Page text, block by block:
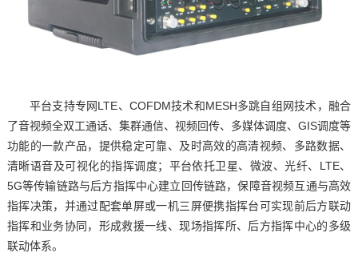
平台支持专网LTE、COFDM技术和MESH多跳自组网技术，融合
了音视频全双工通话、集群通信、视频回传、多媒体调度、GIS调度等
功能的一款产品，提供稳定可靠、及时高效的高清视频、多路数据、
清晰语音及可视化的指挥调度；平台依托卫星、微波、光纤、LTE、
5G等传输链路与后方指挥中心建立回传链路，保障音视频互通与高效
指挥决策，并通过配套单屏或一机三屏便携指挥台可实现前后方联动
指挥和业务协同，形成救援一线、现场指挥所、后方指挥中心的多级
联动体系。